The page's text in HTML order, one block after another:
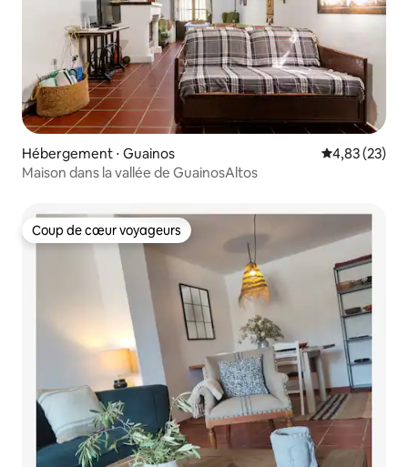
Hébergement ⋅ Guainos Évaluation
4,83 (23)
Maison dans la vallée de GuainosAltos
Coup de cœur voyageurs
Coup de cœur voyageurs